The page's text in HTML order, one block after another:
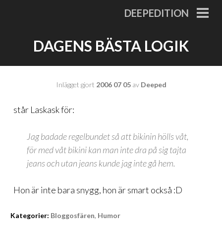
DEEPEDITION
DAGENS BÄSTA LOGIK
Inlägget gjort 2006 07 05av Deeped
står Laskaskför:
Jag badade regelbundet så att bikinin hölls våt,
för med våt bikini kan man inte dra på sig tajta
jeans och utan jeans kunde jag inte gå hem.
Hon är inte bara snygg, hon är smart också :D
Kategorier: Bloggosfären, Humor